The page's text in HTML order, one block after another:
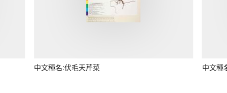
中文種名:伏毛天芹菜 中文種